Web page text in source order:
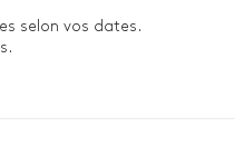
selon vos dates.